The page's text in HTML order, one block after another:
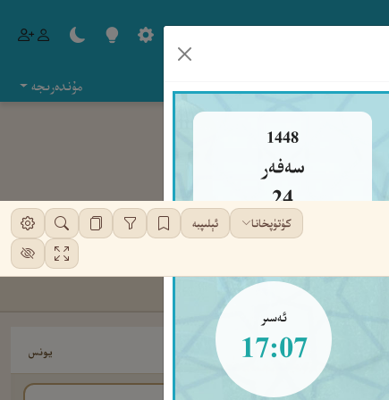
1448
سەفەر
24
جۈمە
ئەسىر
17:07
مۇندەرىجە
كۈتۈپخانا ئېلىپبە
يونس